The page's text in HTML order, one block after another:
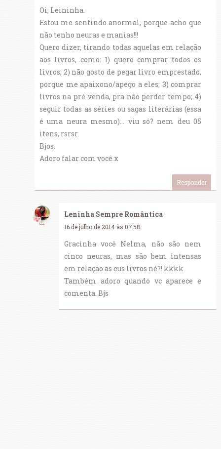
Oi, Leininha.
Estou me sentindo anormal, porque acho que
não tenho neuras e manias!!!
Quero dizer, tirando todas aquelas em relação
aos livros, como: 1) quero comprar todos os
livros; 2) não gosto de pegar livro emprestado,
porque me apaixono/apego a eles; 3) comprar
livros na pré-venda, pra não perder tempo; 4)
seguir todas as séries ou sagas literárias (essa
é uma neura mesmo)... viu só? nem deu 05
itens, rsrsr.
Bjos.
Adoro falar com você.x
Responder
Leninha Sempre Romântica
16 de julho de 2014 às 07:58
Gracinha você Nelma, não são nem
cinco neuras, mas são bem intensas
em relação as eus livros né?! kkkk
Também adoro quando vc aparece e
comenta. Bjs